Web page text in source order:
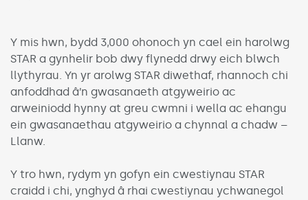
Y mis hwn, bydd 3,000 ohonoch yn cael ein harolwg
STAR a gynhelir bob dwy flynedd drwy eich blwch
llythyrau. Yn yr arolwg STAR diwethaf, rhannoch chi
anfoddhad â’n gwasanaeth atgyweirio ac
arweiniodd hynny at greu cwmni i wella ac ehangu
ein gwasanaethau atgyweirio a chynnal a chadw –
Llanw.
Y tro hwn, rydym yn gofyn ein cwestiynau STAR
craidd i chi, ynghyd â rhai cwestiynau ychwanegol